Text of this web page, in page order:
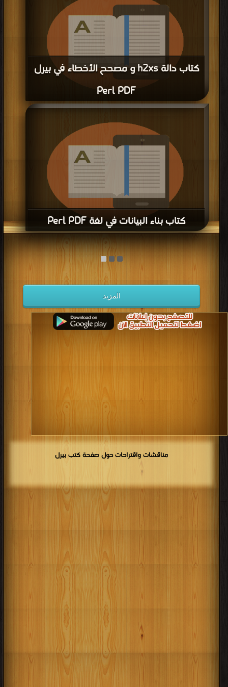
كتاب دالة h2xs و مصحح الأخطاء في بيرل
Perl PDF
قراءة و تحميل كتاب كتاب دالة h2xs و مصحح الأخطاء في بيرل Perl PDF مجانا |
كتب في| التحميل : مرة/مرات
كتاب بناء البيانات في لغة Perl PDF
قراءة و تحميل كتاب كتاب بناء البيانات في لغة Perl PDF مجانا | مكتبة > كتب في|
التحميل : مرة/مرات
المزيد
مناقشات واقتراحات حول صفحة كتب بيرل